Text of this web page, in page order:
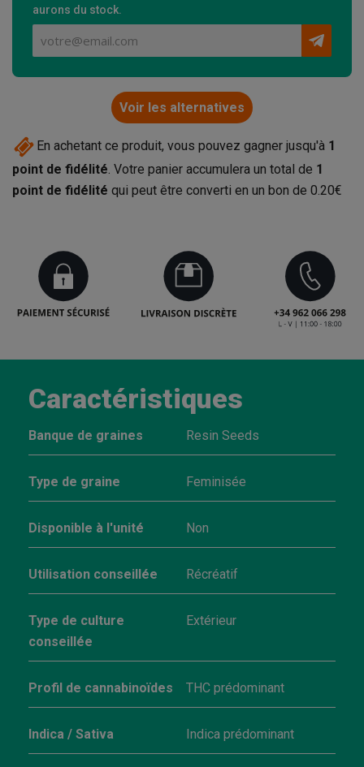
aurons du stock.
Voir les alternatives
En achetant ce produit, vous pouvez gagner jusqu'à 1
point de fidélité. Votre panier accumulera un total de 1
point de fidélité qui peut être converti en un bon de 0.20€
Caractéristiques
Banque de graines Resin Seeds
Type de graine Feminisée
Disponible à l'unité Non
Utilisation conseillée Récréatif
Type de culture
conseillée
Extérieur
Profil de cannabinoïdes THC prédominant
Indica / Sativa Indica prédominant